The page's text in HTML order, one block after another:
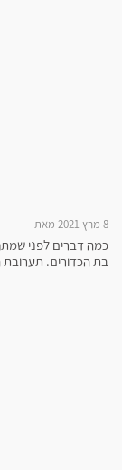
8 מרץ 2021 מאת
כמה דברים לפני
בת הכדורים. תערובת